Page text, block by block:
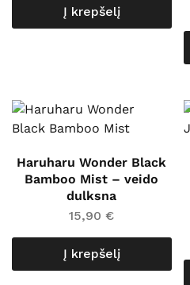
Į krepšelį
Haruharu Wonder Black
Bamboo Mist – veido
dulksna
15,90€
Į krepšelį